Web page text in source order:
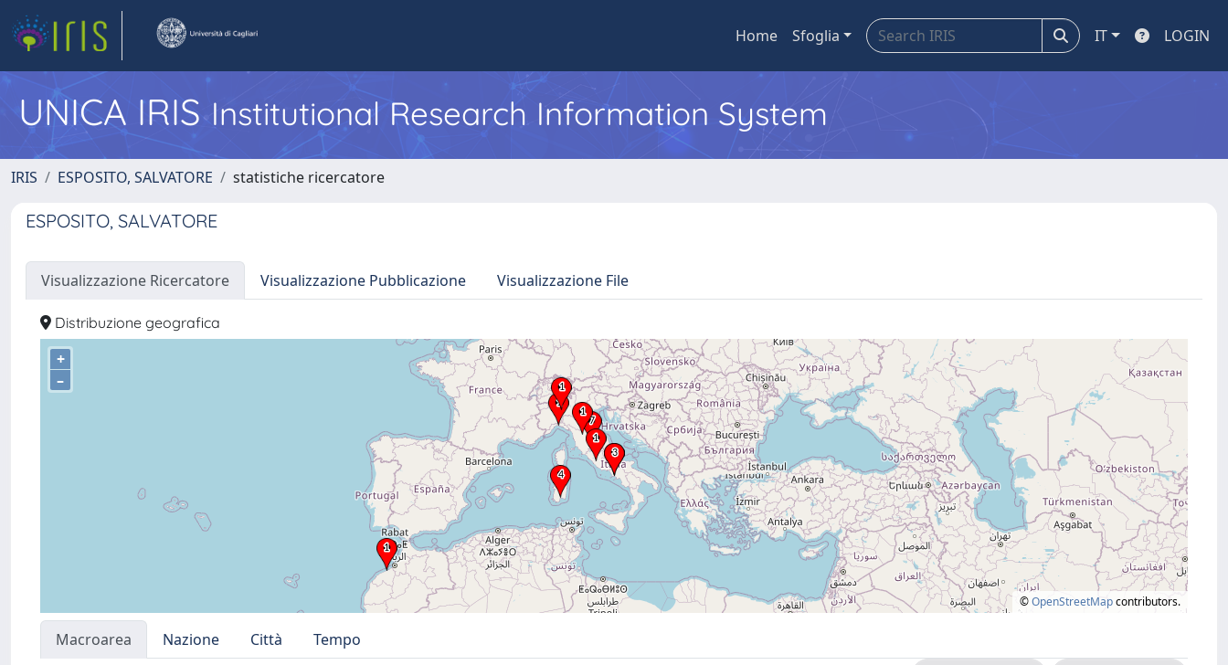
Home Sfoglia IT LOGIN
UNICA IRISInstitutional Research Information System
IRIS ESPOSITO, SALVATORE statistiche ricercatore
ESPOSITO, SALVATORE
Visualizzazione Ricercatore Visualizzazione Pubblicazione Visualizzazione File
Distribuzione geografica
+
–
©OpenStreetMapcontributors.
Macroarea Nazione Città
Tempo